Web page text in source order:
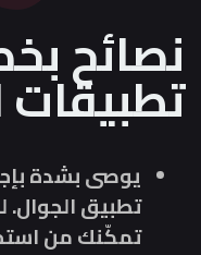
نصائح
تطبيقات
يوصى بشدة
تطبيق الجوال.
تمكّنك من